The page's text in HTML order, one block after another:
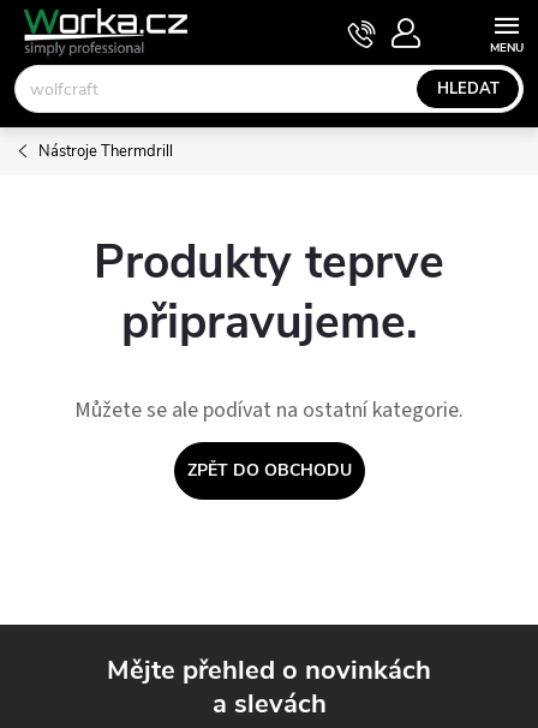
Přejít
obsah
HLEDAT
NÁKUPNÍ
KOŠÍK
Nástroje Thermdrill
Produkty teprve
připravujeme.
Můžete se ale podívat na ostatní kategorie.
ZPĚT DO OBCHODU
Mějte přehled o novinkách
a slevách